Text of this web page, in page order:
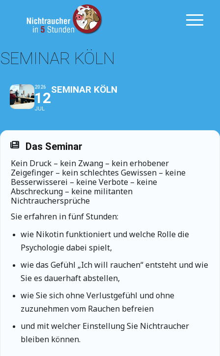
SEMINAR KÖLN
2026
12
JUL
SEMINAR KÖLN
Das Seminar
Kein Druck – kein Zwang – kein erhobener
Zeigefinger – kein schlechtes Gewissen – keine
Besserwisserei – keine Verbote – keine
Abschreckung – keine militanten
Nichtrauchersprüche
Sie erfahren in fünf Stunden:
wie Nikotin funktioniert und welche Rolle die
Psychologie dabei spielt,
wie das Gefühl „Ich will rauchen“ entsteht und wie
Sie es dauerhaft abstellen,
wie Sie sich ohne Verlustgefühl und ohne
zuzunehmen vom Rauchen befreien
und mit welcher Einstellung Sie Nichtraucher
bleiben können.